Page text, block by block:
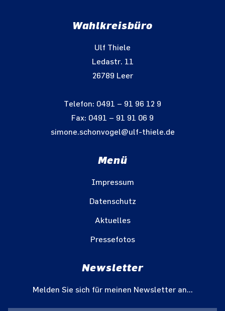
Wahlkreisbüro
Ulf Thiele
Ledastr. 11
26789 Leer
Telefon: 0491 – 91 96 12 9
Fax: 0491 – 91 91 06 9
simone.schonvogel@ulf-thiele.de
Menü
Impressum
Datenschutz
Aktuelles
Pressefotos
Newsletter
Melden Sie sich für meinen Newsletter an...